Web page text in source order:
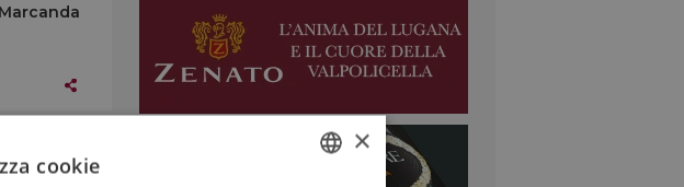
2019
×
cookie